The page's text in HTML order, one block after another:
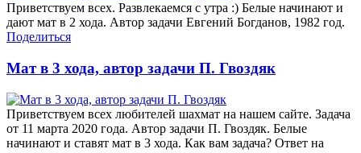
Приветствуем всех. Развлекаемся с утра :) Белые начинают и
дают мат в 2 хода. Автор задачи Евгений Богданов, 1982 год.
Поделиться
Мат в 3 хода, автор задачи П. Гвоздяк
Приветствуем всех любителей шахмат на нашем сайте. Задача
от 11 марта 2020 года. Автор задачи П. Гвоздяк. Белые
начинают и ставят мат в 3 хода. Как вам задача? Ответ на